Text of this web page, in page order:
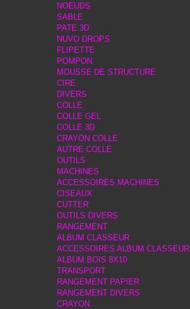
NOEUDS
SABLE
PATE 3D
NUVO DROPS
FLIPETTE
POMPON
MOUSSE DE STRUCTURE
CIRE
DIVERS
COLLE
COLLE GEL
COLLE 3D
CRAYON COLLE
AUTRE COLLE
OUTILS
MACHINES
ACCESSOIRES MACHINES
CISEAUX
CUTTER
OUTILS DIVERS
RANGEMENT
ALBUM CLASSEUR
ACCESSOIRES ALBUM CLASSEUR
ALBUM BOIS 8X10
TRANSPORT
RANGEMENT PAPIER
RANGEMENT DIVERS
CRAYON